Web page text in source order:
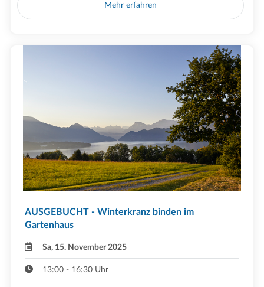
Mehr erfahren
AUSGEBUCHT - Winterkranz binden im
Gartenhaus
Sa, 15. November 2025
13:00 - 16:30 Uhr